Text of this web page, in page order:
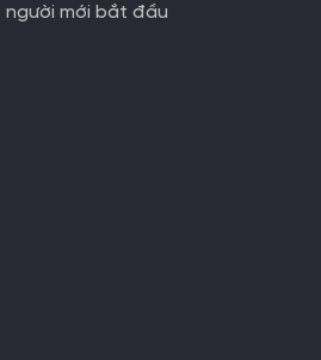
người mới bắt đầu